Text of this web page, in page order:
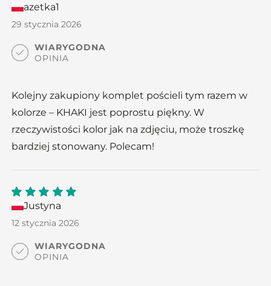
5out
of 5
azetka1
29 stycznia 2026
WIARYGODNA
OPINIA
Kolejny zakupiony komplet pościeli tym razem w
kolorze – KHAKI jest poprostu piękny. W
rzeczywistości kolor jak na zdjęciu, może troszkę
bardziej stonowany. Polecam!
5out
of 5
Justyna
12 stycznia 2026
WIARYGODNA
OPINIA